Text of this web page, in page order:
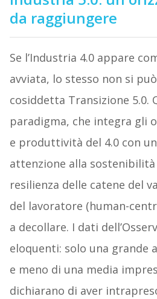
da raggiungere
Se l’Industria 4.0 appare
avviata, lo stesso non si
cosiddetta Transizione 5.0.
paradigma, che integra gli
e produttività del 4.0 con
attenzione alla
resilienza delle catene del
del lavoratore (human-
a decollare. I dati
eloquenti: solo una grande
e meno di una media
dichiarano di aver